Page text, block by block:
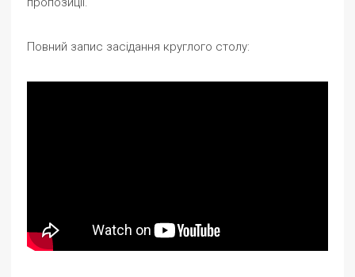
Повний запис засідання круглого столу: